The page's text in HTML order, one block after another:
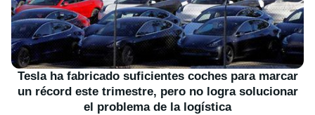
Tesla ha fabricado suficientes coches para marcar
un récord este trimestre, pero no logra solucionar
el problema de la logística